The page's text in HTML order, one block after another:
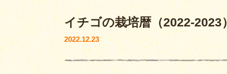
イチゴの栽培暦（2022-2023
2022.12.23